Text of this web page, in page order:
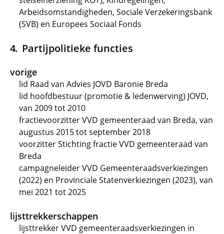
Arbeidsomstandigheden, Sociale Verzekeringsbank
(SVB) en Europees Sociaal Fonds
Partijpolitieke functies
vorige
lid Raad van Advies JOVD Baronie Breda
lid hoofdbestuur (promotie & ledenwerving) JOVD,
van 2009 tot 2010
fractievoorzitter VVD gemeenteraad van Breda, van
augustus 2015 tot september 2018
voorzitter Stichting fractie VVD gemeenteraad van
Breda
campagneleider VVD Gemeenteraadsverkiezingen
(2022) en Provinciale Statenverkiezingen (2023), van
mei 2021 tot 2025
lijsttrekkerschappen
lijsttrekker VVD gemeenteraadsverkiezingen in